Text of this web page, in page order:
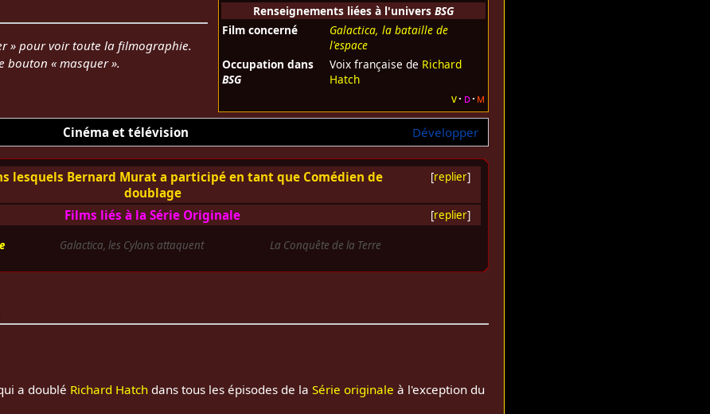
Renseignements liées à l'universBSG
Film concerné
Galactica, la bataille de
l'espace
Occupation dans
BSG
Voix française de Richard
Hatch
v d m
» pour voir toute la filmographie.
bouton « masquer ».
Développer
Cinéma et télévision
[replier]
lesquels Bernard Murat a participé en tant que Comédien de
doublage
[replier]
Films liés à la Série Originale
Galactica, les Cylons attaquent La Conquête de la Terre
a doublé Richard Hatchdans tous les épisodes de la Série originale à l'exception du